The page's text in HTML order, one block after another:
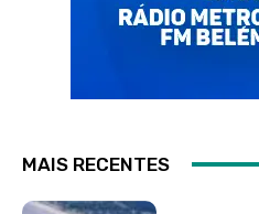
MAIS RECENTES